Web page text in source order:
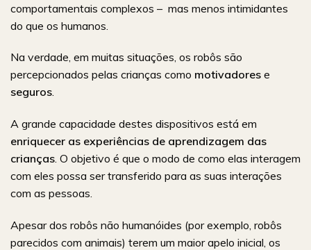
comportamentais complexos – mas menos intimidantes
do que os humanos.
Na verdade, em muitas situações, os robôs são
percepcionados pelas crianças como motivadores e
seguros.
A grande capacidade destes dispositivos está em
enriquecer as experiências de aprendizagem das
crianças. O objetivo é que o modo de como elas interagem
com eles possa ser transferido para as suas interações
com as pessoas.
Apesar dos robôs não humanóides (por exemplo, robôs
parecidos com animais) terem um maior apelo inicial, os